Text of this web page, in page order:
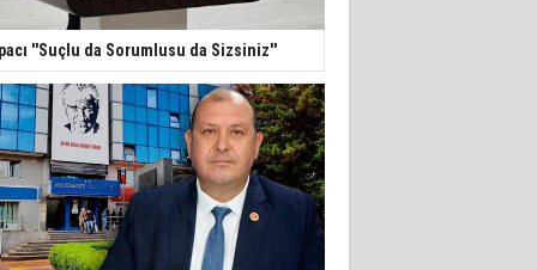
''Suçlu da Sorumlusu da Sizsiniz''